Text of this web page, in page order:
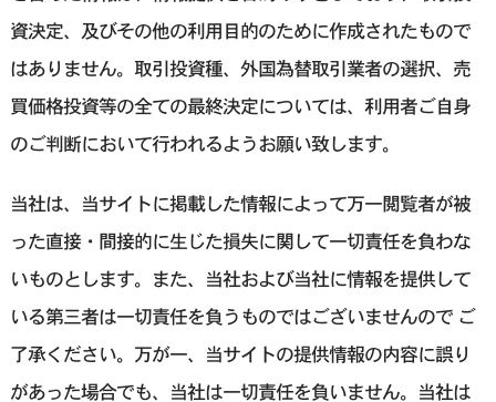
資決定、及びその他の利用目的のために作成されたもので
はありません。取引投資種、外国為替取引業者の選択、売
買価格投資等の全ての最終決定については、利用者ご自身
のご判断において行われるようお願い致します。
当社は、当サイトに掲載した情報によって万一閲覧者が被
った直接・間接的に生じた損失に関して一切責任を負わな
いものとします。また、当社および当社に情報を提供して
いる第三者は一切責任を負うものではございませんので ご
了承ください。万が一、当サイトの提供情報の内容に誤り
があった場合でも、当社は一切責任を負いません。当社は